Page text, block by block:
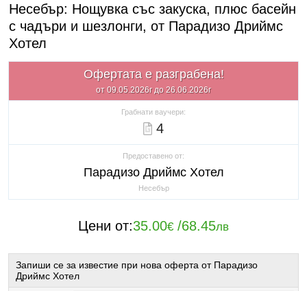
Несебър: Нощувка със закуска, плюс басейн
с чадъри и шезлонги, от Парадизо Дриймс
Хотел
Офертата е разграбена!
от 09.05.2026г до 26.06.2026г
Грабнати ваучери:
4
Предоставено от:
Парадизо Дриймс Хотел
Несебър
Цени от:35.00€ /68.45лв
Запиши се за известие при нова оферта от Парадизо
Дриймс Хотел